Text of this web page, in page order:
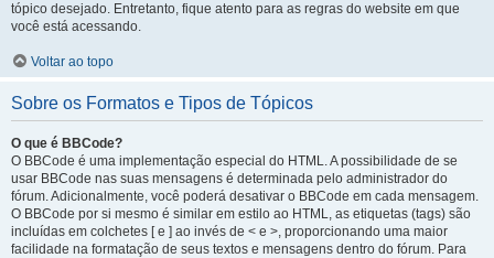
tópico desejado. Entretanto, fique atento para as regras do website em que
você está acessando.
Voltar ao topo
Sobre os Formatos e Tipos de Tópicos
O que é BBCode?
O BBCode é uma implementação especial do HTML. A possibilidade de se
usar BBCode nas suas mensagens é determinada pelo administrador do
fórum. Adicionalmente, você poderá desativar o BBCode em cada mensagem.
O BBCode por si mesmo é similar em estilo ao HTML, as etiquetas (tags) são
incluídas em colchetes [ e ] ao invés de < e >, proporcionando uma maior
facilidade na formatação de seus textos e mensagens dentro do fórum. Para